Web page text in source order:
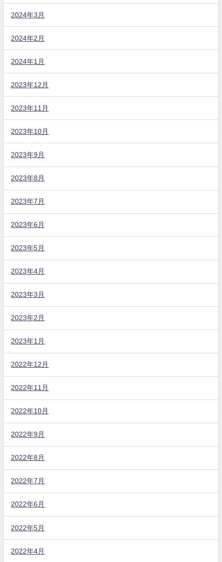
2024年3月
2024年2月
2024年1月
2023年12月
2023年11月
2023年10月
2023年9月
2023年8月
2023年7月
2023年6月
2023年5月
2023年4月
2023年3月
2023年2月
2023年1月
2022年12月
2022年11月
2022年10月
2022年9月
2022年8月
2022年7月
2022年6月
2022年5月
2022年4月